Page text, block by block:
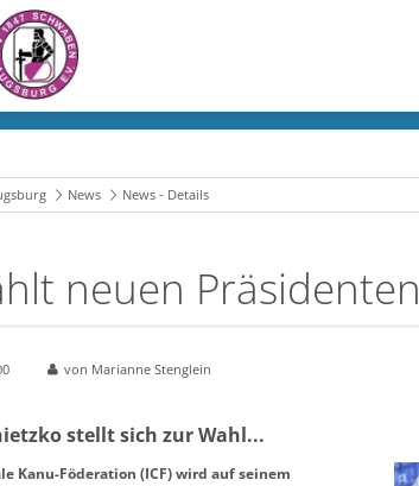
News News - Details
neuen Präsidenten
von Marianne Stenglein
stellt sich zur Wahl...
Kanu-Föderation (ICF) wird auf seinem